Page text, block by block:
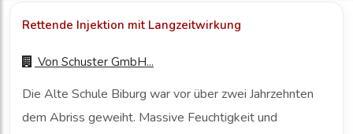
Rettende Injektion mit Langzeitwirkung
Von Schuster GmbH...
Die Alte Schule Biburg war vor über zwei Jahrzehnten
dem Abriss geweiht. Massive Feuchtigkeit und